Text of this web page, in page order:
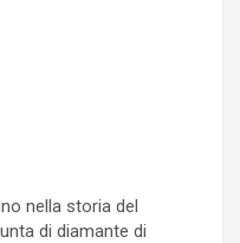
nella storia del
di diamante di